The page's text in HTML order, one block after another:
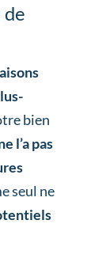
bien
l’a pas
seul ne